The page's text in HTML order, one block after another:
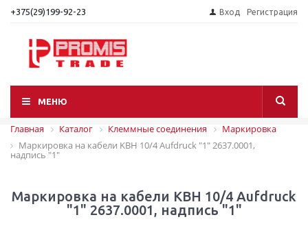
+375(29)199-92-23 Вход Регистрация
МЕНЮ
Главная Каталог Клеммные соединения
Маркировка
Маркировка на кабели KBH 10/4 Aufdruck "1" 2637.0001,
надпись "1"
Маркировка на кабели KBH 10/4 Aufdruck
"1" 2637.0001, надпись "1"